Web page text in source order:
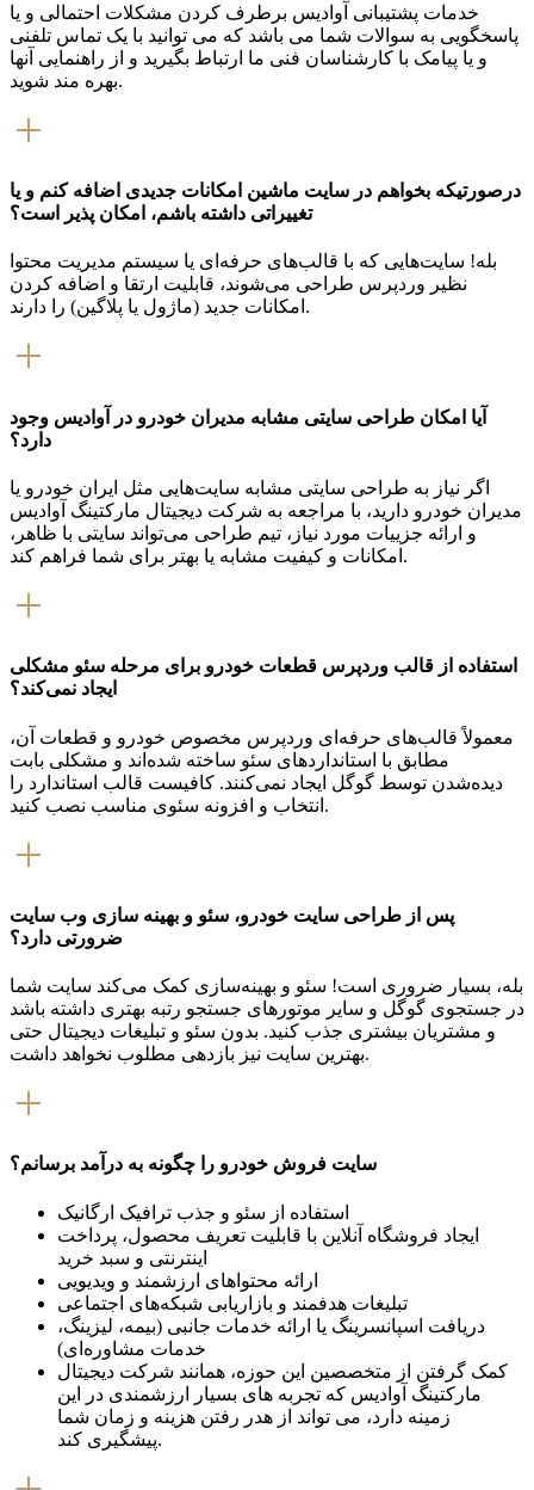
خدمات پشتیبانی آوادیس برطرف کردن مشکلات احتمالی و یا
پاسخگویی به سوالات شما می باشد که می توانید با یک تماس تلفنی
و یا پیامک با کارشناسان فنی ما ارتباط بگیرید و از راهنمایی آنها
بهره مند شوید.
درصورتیکه بخواهم در سایت ماشین امکانات جدیدی اضافه کنم و یا
تغییراتی داشته باشم، امکان پذیر است؟
بله! سایت‌هایی که با قالب‌های حرفه‌ای یا سیستم مدیریت محتوا
نظیر وردپرس طراحی می‌شوند، قابلیت ارتقا و اضافه کردن
امکانات جدید (ماژول یا پلاگین) را دارند.
آیا امکان طراحی سایتی مشابه مدیران خودرو در آوادیس وجود
دارد؟
اگر نیاز به طراحی سایتی مشابه سایت‌هایی مثل ایران خودرو یا
مدیران خودرو دارید، با مراجعه به شرکت دیجیتال مارکتینگ آوادیس
و ارائه جزییات مورد نیاز، تیم طراحی می‌تواند سایتی با ظاهر،
امکانات و کیفیت مشابه یا بهتر برای شما فراهم کند.
استفاده از قالب وردپرس قطعات خودرو برای مرحله سئو مشکلی
ایجاد نمی‌کند؟
معمولاً قالب‌های حرفه‌ای وردپرس مخصوص خودرو و قطعات آن،
مطابق با استانداردهای سئو ساخته‌ شده‌اند و مشکلی بابت
دیده‌شدن توسط گوگل ایجاد نمی‌کنند. کافیست قالب استاندارد را
انتخاب و افزونه سئوی مناسب نصب کنید.
پس از طراحی سایت خودرو، سئو و بهینه سازی وب سایت
ضرورتی دارد؟
بله، بسیار ضروری است! سئو و بهینه‌سازی کمک می‌کند سایت شما
در جستجوی گوگل و سایر موتورهای جستجو رتبه بهتری داشته باشد
و مشتریان بیشتری جذب کنید. بدون سئو و تبلیغات دیجیتال حتی
بهترین سایت نیز بازدهی مطلوب نخواهد داشت.
سایت فروش خودرو را چگونه به درآمد برسانم؟
استفاده از سئو و جذب ترافیک ارگانیک
ایجاد فروشگاه آنلاین با قابلیت تعریف محصول، پرداخت
اینترنتی و سبد خرید
ارائه محتواهای ارزشمند و ویدیویی
تبلیغات هدفمند و بازاریابی شبکه‌های اجتماعی
دریافت اسپانسرینگ یا ارائه خدمات جانبی (بیمه، لیزینگ،
خدمات مشاوره‌ای)
کمک گرفتن از متخصصین این حوزه، همانند شرکت دیجیتال
مارکتینگ آوادیس که تجربه های بسیار ارزشمندی در این
زمینه دارد، می تواند از هدر رفتن هزینه و زمان شما
پیشگیری کند.